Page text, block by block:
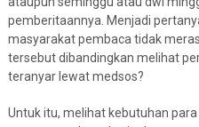
pemberitaannya. Menjadi
masyarakat pembaca tidak
tersebut dibandingkan melihat
teranyar lewat medsos?
Untuk itu, melihat kebutuhan